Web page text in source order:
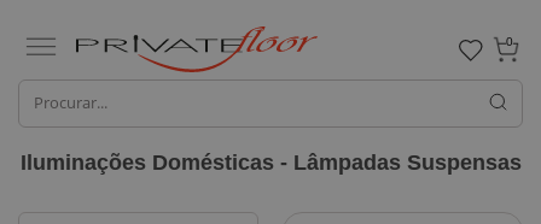
0
Iluminações Domésticas - Lâmpadas Suspensas